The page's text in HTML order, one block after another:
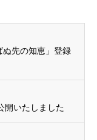
先の知恵」登録
開いたしました